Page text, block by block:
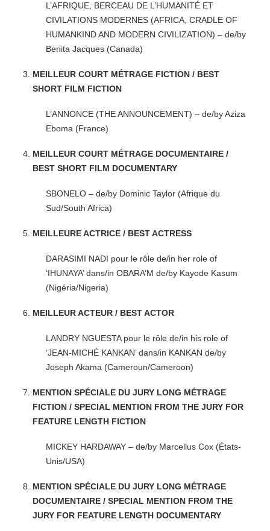
L’AFRIQUE, BERCEAU DE L’HUMANITÉ ET
CIVILATIONS MODERNES (AFRICA, CRADLE OF
HUMANKIND AND MODERN CIVILIZATION) – de/by
Benita Jacques (Canada)
MEILLEUR COURT MÉTRAGE FICTION / BEST
SHORT FILM FICTION
L’ANNONCE (THE ANNOUNCEMENT) – de/by Aziza
Eboma (France)
MEILLEUR COURT MÉTRAGE DOCUMENTAIRE /
BEST SHORT FILM DOCUMENTARY
SBONELO – de/by Dominic Taylor (Afrique du
Sud/South Africa)
MEILLEURE ACTRICE / BEST ACTRESS
DARASIMI NADI pour le rôle de/in her role of
‘IHUNAYA’ dans/in OBARA’M de/by Kayode Kasum
(Nigéria/Nigeria)
MEILLEUR ACTEUR / BEST ACTOR
LANDRY NGUESTA pour le rôle de/in his role of
‘JEAN-MICHÉ KANKAN’ dans/in KANKAN de/by
Joseph Akama (Cameroun/Cameroon)
MENTION SPÉCIALE DU JURY LONG MÉTRAGE
FICTION / SPECIAL MENTION FROM THE JURY FOR
FEATURE LENGTH FICTION
MICKEY HARDAWAY – de/by Marcellus Cox (États-
Unis/USA)
MENTION SPÉCIALE DU JURY LONG MÉTRAGE
DOCUMENTAIRE / SPECIAL MENTION FROM THE
JURY FOR FEATURE LENGTH DOCUMENTARY